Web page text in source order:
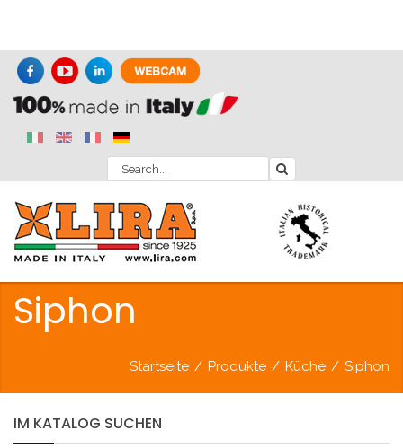
Siphon
Startseite / Produkte / Küche / Siphon
IM KATALOG SUCHEN